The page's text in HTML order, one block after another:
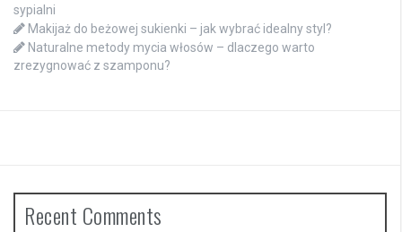
sypialni
Makijaż do beżowej sukienki – jak wybrać idealny styl?
Naturalne metody mycia włosów – dlaczego warto
zrezygnować z szamponu?
Recent Comments